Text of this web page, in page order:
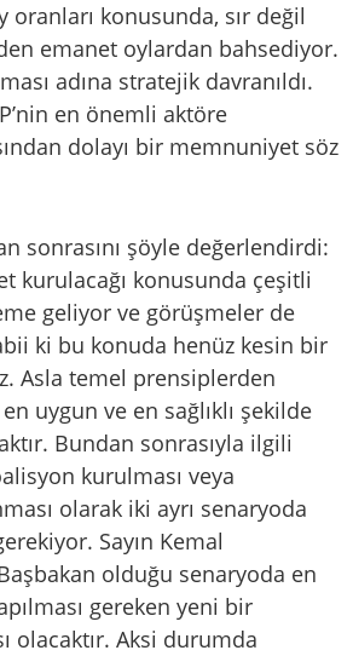
oranları konusunda, sır değil
emanet oylardan bahsediyor.
adına stratejik davranıldı.
en önemli aktöre
dolayı bir memnuniyet söz
sonrasını şöyle değerlendirdi:
kurulacağı konusunda çeşitli
geliyor ve görüşmeler de
ki bu konuda henüz kesin bir
Asla temel prensiplerden
uygun ve en sağlıklı şekilde
Bundan sonrasıyla ilgili
kurulması veya
olarak iki ayrı senaryoda
Sayın Kemal
olduğu senaryoda en
gereken yeni bir
olacaktır. Aksi durumda